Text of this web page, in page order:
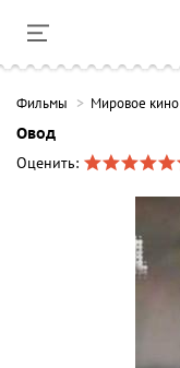
Фильмы Мировое кино
Овод
Оценить: